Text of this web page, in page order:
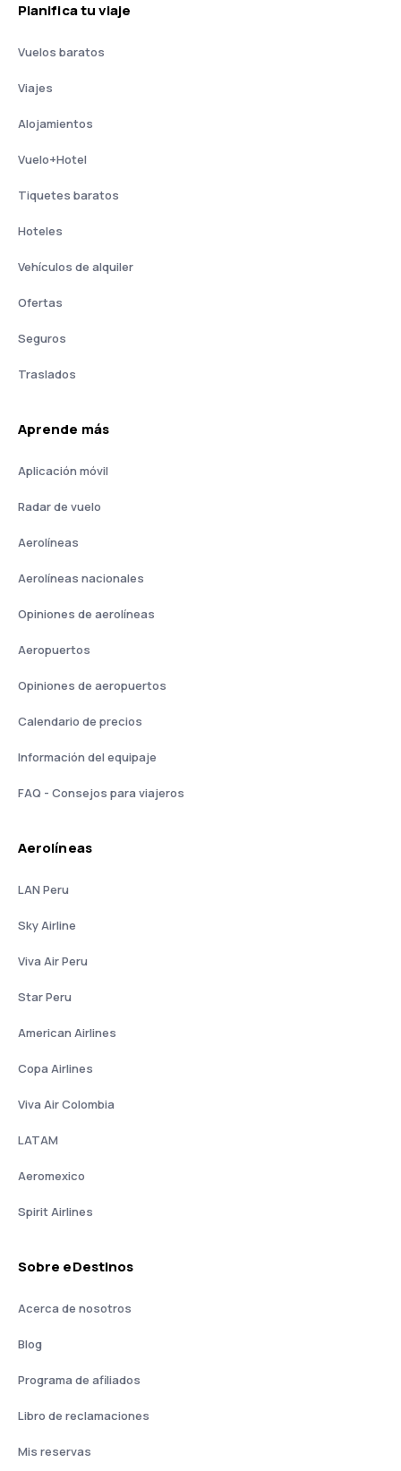
Planifica tu viaje
Vuelos baratos
Viajes
Alojamientos
Vuelo+Hotel
Tiquetes baratos
Hoteles
Vehículos de alquiler
Ofertas
Seguros
Traslados
Aprende más
Aplicación móvil
Radar de vuelo
Aerolíneas
Aerolíneas nacionales
Opiniones de aerolíneas
Aeropuertos
Opiniones de aeropuertos
Calendario de precios
Información del equipaje
FAQ - Consejos para viajeros
Aerolíneas
LAN Peru
Sky Airline
Viva Air Peru
Star Peru
American Airlines
Copa Airlines
Viva Air Colombia
LATAM
Aeromexico
Spirit Airlines
Sobre eDestinos
Acerca de nosotros
Blog
Programa de afiliados
Libro de reclamaciones
Mis reservas